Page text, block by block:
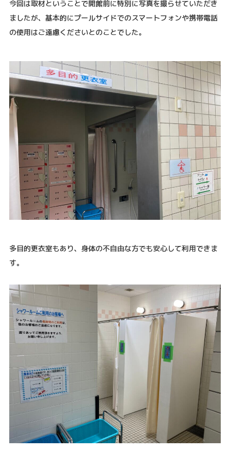
今回は取材ということで開館前に特別に写真を撮らせていただき
ましたが、基本的にプールサイドでのスマートフォンや携帯電話
の使用はご遠慮くださいとのことでした。
多目的更衣室もあり、身体の不自由な方でも安心して利用できま
す。